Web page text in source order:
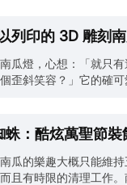
送到你手上，毋須處理
模型設計，可以把模
美元優惠券。設計如
。這既能節省更多費用
的適合你？ 先從優點說
以製作完全獨一無二的
，就是可以自行控制作
，還是徹底詛咒般的風
使做錯了，也只需重
本來就應該帶點混亂
一款都值得投入線材。
花時間反覆調整設定，
處理列印、清理及表
：打造完美的鬧鬼場景
列印的 3D 雕刻
瓜燈，心想：「就只
歪斜笑容？」它的確
：發揮 3D 南瓜雕塑的
，但3D 南瓜雕刻設計
形狀、建立深度層次
個內部發光、表面透
蛛：酷炫萬聖節裝
瓜的樂趣大概只能維
且有時限的清理工作